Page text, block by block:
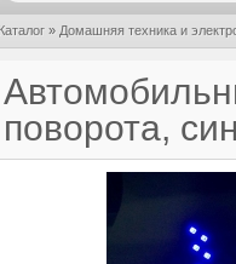
Каталог » Домашняя техника и
поворота,